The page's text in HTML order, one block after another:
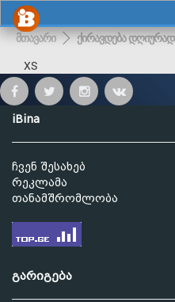
მთავარი ქირავდება დღიურად
XS
iBina
ჩვენ შესახებ
რეკლამა
თანამშრომლობა
გარიგება